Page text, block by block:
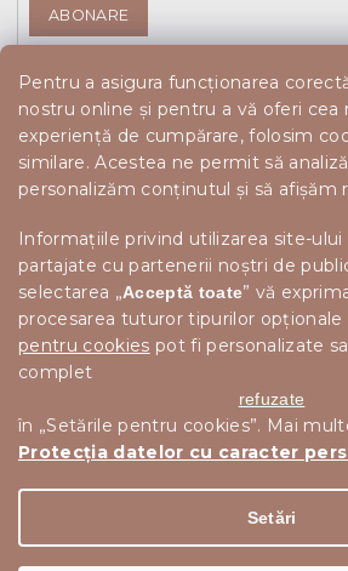
Pentru a asigura funcționarea
nostru online și pentru a vă oferi cea
experiență de cumpărare, folosim
similare. Acestea ne permit să
personalizăm conținutul și să afișăm
Informațiile privind utilizarea site-
partajate cu partenerii noștri de
selectarea „Acceptă toate” vă
procesarea tuturor tipurilor opționale
pentru cookies pot fi personalizate
complet
refuzate
în „Setările pentru cookies”. Mai
Protecția datelor cu caracter
Setări
ABONARE